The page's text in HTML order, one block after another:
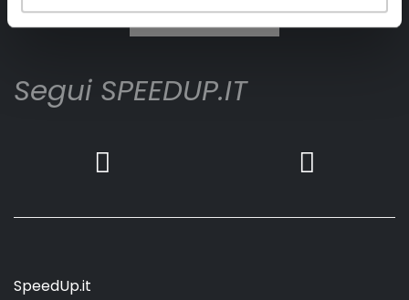
Iscrivimi
Segui SPEEDUP.IT
SpeedUp.it